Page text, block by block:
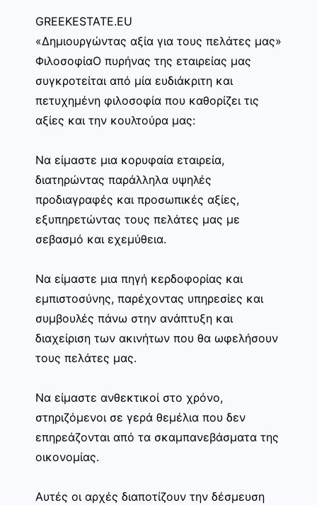
GREEKESTATE.EU
«Δημιουργώντας αξία για τους πελάτες μας»
ΦιλοσοφίαΟ πυρήνας της εταιρείας μας
συγκροτείται από μία ευδιάκριτη και
πετυχημένη φιλοσοφία που καθορίζει τις
αξίες και την κουλτούρα μας:
Να είμαστε μια κορυφαία εταιρεία,
διατηρώντας παράλληλα υψηλές
προδιαγραφές και προσωπικές αξίες,
εξυπηρετώντας τους πελάτες μας με
σεβασμό και εχεμύθεια.
Να είμαστε μια πηγή κερδοφορίας και
εμπιστοσύνης, παρέχοντας υπηρεσίες και
συμβουλές πάνω στην ανάπτυξη και
διαχείριση των ακινήτων που θα ωφελήσουν
τους πελάτες μας.
Να είμαστε ανθεκτικοί στο χρόνο,
στηριζόμενοι σε γερά θεμέλια που δεν
επηρεάζονται από τα σκαμπανεβάσματα της
οικονομίας.
Αυτές οι αρχές διαποτίζουν την δέσμευση